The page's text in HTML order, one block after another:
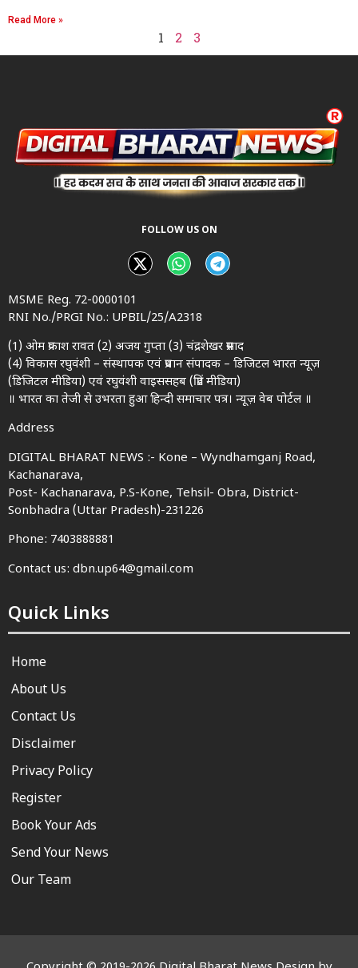
Read More »
1 2 3
FOLLOW US ON
MSME Reg. 72-0000101
RNI No./PRGI No.: UPBIL/25/A2318
(1) ओम प्रकाश रावत (2) अजय गुप्ता (3) चंद्रशेखर प्रसाद
(4) विकास रघुवंशी – संस्थापक एवं प्रधान संपादक – डिजिटल भारत न्यूज़
(डिजिटल मीडिया) एवं रघुवंशी वाइससहब (प्रिंट मीडिया)
॥ भारत का तेजी से उभरता हुआ हिन्दी समाचार पत्र। न्यूज़ वेब पोर्टल ॥
Address
DIGITAL BHARAT NEWS :- Kone – Wyndhamganj Road,
Kachanarava,
Post- Kachanarava, P.S-Kone, Tehsil- Obra, District-
Sonbhadra (Uttar Pradesh)-231226
Phone: 7403888881
Contact us: dbn.up64@gmail.com
Quick Links
Home
About Us
Contact Us
Disclaimer
Privacy Policy
Register
Book Your Ads
Send Your News
Our Team